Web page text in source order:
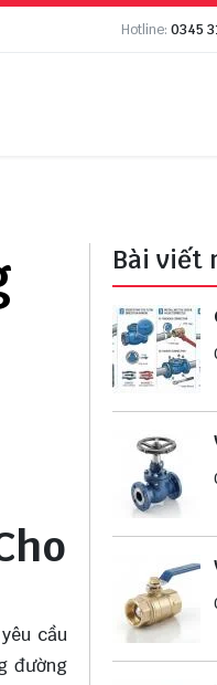
Hotline: 0345
cầu
đường
Bài viết